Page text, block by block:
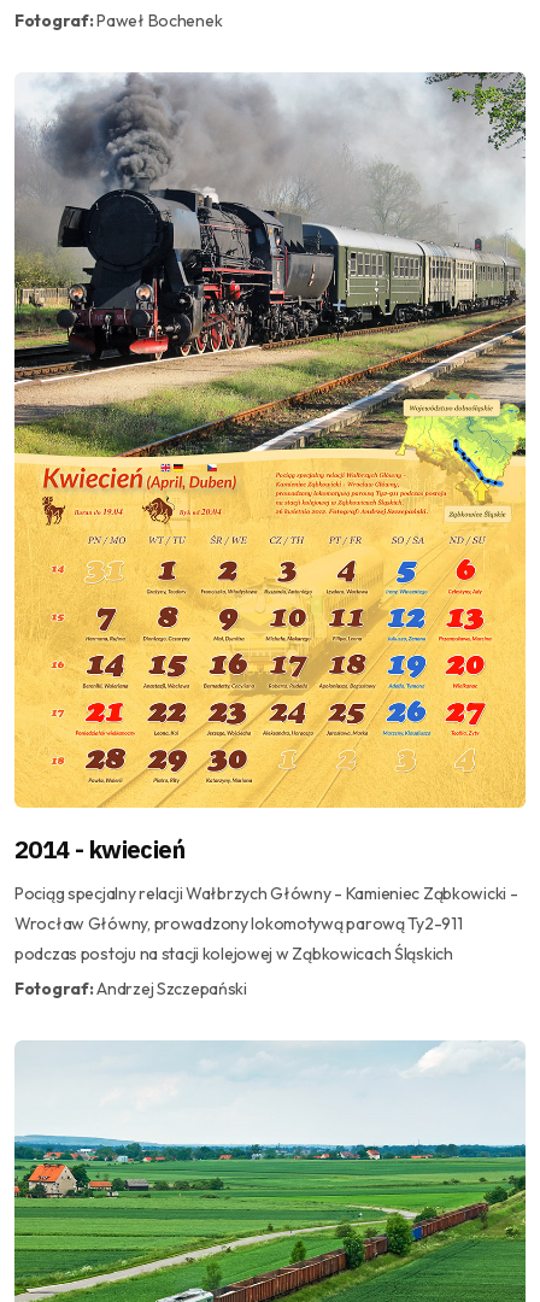
Fotograf:Paweł Bochenek
2014 - kwiecień
Pociąg specjalny relacji Wałbrzych Główny - Kamieniec Ząbkowicki -
Wrocław Główny, prowadzony lokomotywą parową Ty2-911
podczas postoju na stacji kolejowej w Ząbkowicach Śląskich
Fotograf:Andrzej Szczepański